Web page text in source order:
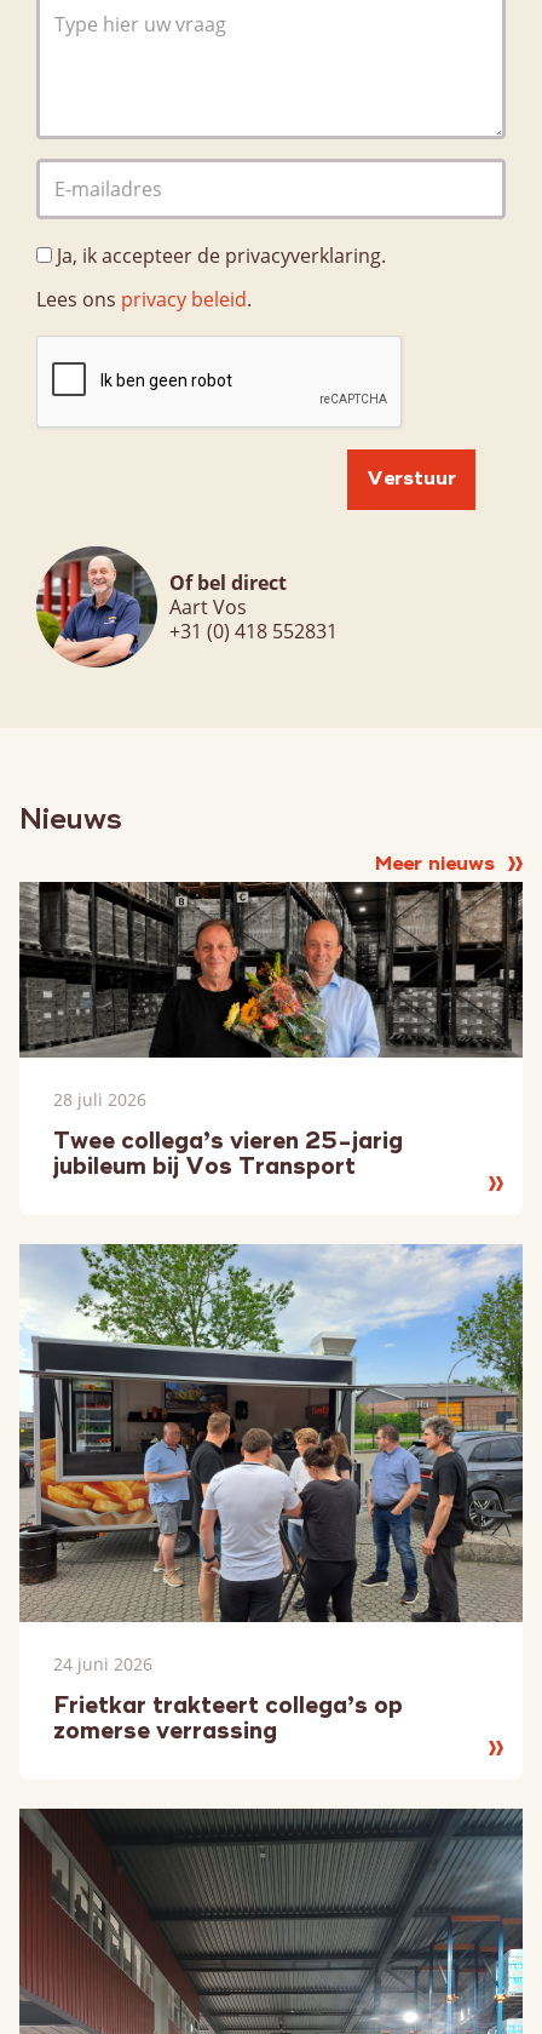
Ja, ik accepteer de privacyverklaring.
Lees ons privacy beleid.
Of bel direct
Aart Vos
+31 (0) 418 552831
Nieuws
Meer nieuws
28 juli 2026
Twee collega’s vieren 25-jarig
jubileum bij Vos Transport
Lees
24 juni 2026
Frietkar trakteert collega’s op
zomerse verrassing
Lees